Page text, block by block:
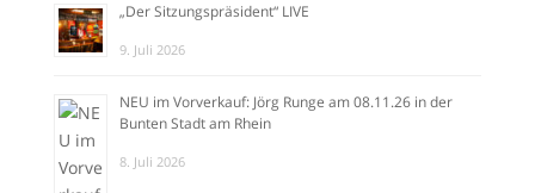
„Der Sitzungspräsident“ LIVE
9. Juli 2026
NEU im Vorverkauf: Jörg Runge am 08.11.26 in der
Bunten Stadt am Rhein
8. Juli 2026